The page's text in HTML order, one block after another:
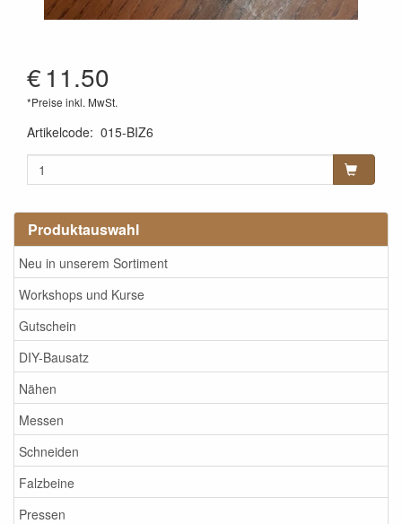
Produktauswahl
Neu in unserem Sortiment
Workshops und Kurse
Gutschein
DIY-Bausatz
Nähen
Messen
Schneiden
Falzbeine
Pressen
€11.50
*Preise inkl. MwSt.
Artikelcode: 015-BIZ6